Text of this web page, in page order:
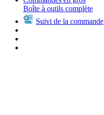
Boîte à outils complète
Suivi de la commande